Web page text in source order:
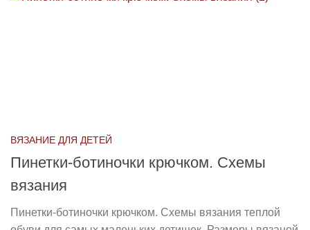
ВЯЗАНИЕ ДЛЯ ДЕТЕЙ
Пинетки-ботиночки крючком. Схемы
вязания
Пинетки-ботиночки крючком. Схемы вязания теплой